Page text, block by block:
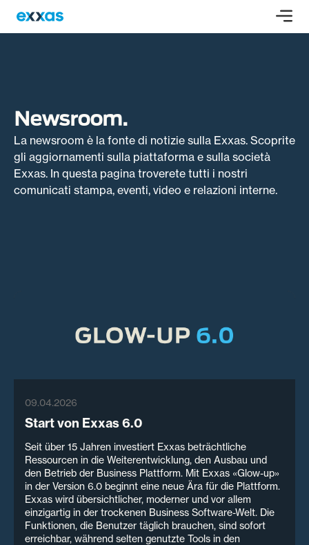
Newsroom.
La newsroom è la fonte di notizie sulla Exxas. Scoprite
gli aggiornamenti sulla piattaforma e sulla società
Exxas. In questa pagina troverete tutti i nostri
comunicati stampa, eventi, video e relazioni interne.
09.04.2026
Start von Exxas 6.0
Seit über 15 Jahren investiert Exxas beträchtliche
Ressourcen in die Weiterentwicklung, den Ausbau und
den Betrieb der Business Plattform. Mit Exxas «Glow-up»
in der Version 6.0 beginnt eine neue Ära für die Plattform.
Exxas wird übersichtlicher, moderner und vor allem
einzigartig in der trockenen Business Software-Welt. Die
Funktionen, die Benutzer täglich brauchen, sind sofort
erreichbar, während selten genutzte Tools in den